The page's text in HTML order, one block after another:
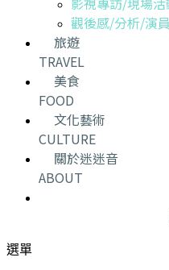
觀後感/分析/演
旅遊
TRAVEL
美食
FOOD
文化藝術
CULTURE
關於迷迷音
ABOUT
選單